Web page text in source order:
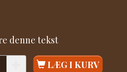
denne tekst
LÆG I KURV